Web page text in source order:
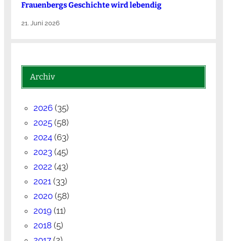
Frauenbergs Geschichte wird lebendig
21. Juni 2026
Archiv
2026(35)
2025(58)
2024(63)
2023(45)
2022 (43)
2021(33)
2020(58)
2019(11)
2018(5)